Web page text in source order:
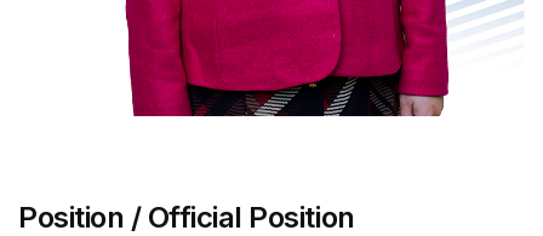
Position / Official Position